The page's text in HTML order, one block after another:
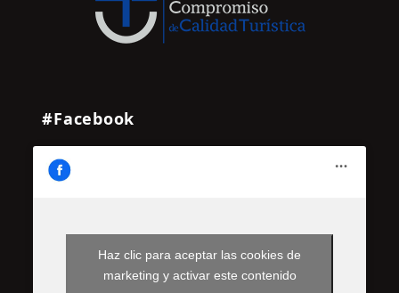
#Facebook
Haz clic para aceptar las cookies de
marketing y activar este contenido